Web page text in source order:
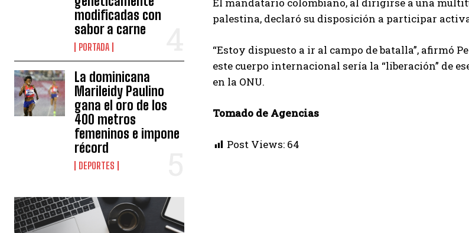
modificadas con
sabor a carne
PORTADA
La dominicana
Marileidy Paulino
gana el oro de los
400 metros
femeninos e impone
récord
DEPORTES
El mandatario colombiano, al dirigirse a una
palestina, declaró su disposición a participar
“Estoy dispuesto a ir al campo de batalla”, afirmó
este cuerpo internacional sería la “liberación” de
en la ONU.
Tomado de Agencias
Post Views: 64